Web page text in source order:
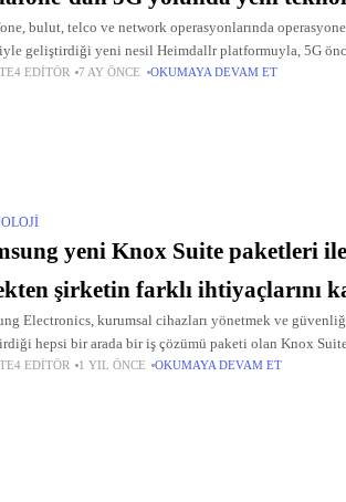
bulut, telco ve network operasyonlarında
geliştirdiği yeni nesil Heimdallr platformuyla, 5G
müşteri deneyimini daha da ileri taşımayı amaçlıyor.
EDITÖR 7 AY ÖNCE OKUMAYA DEVAM ET
yeni Knox Suite paketleri
şirketin farklı ihtiyaçlarını
Electronics, kurumsal cihazları yönetmek ve
hepsi bir arada bir iş çözümü paketi olan Knox
duyurdu.
EDITÖR 1 YIL ÖNCE OKUMAYA DEVAM ET